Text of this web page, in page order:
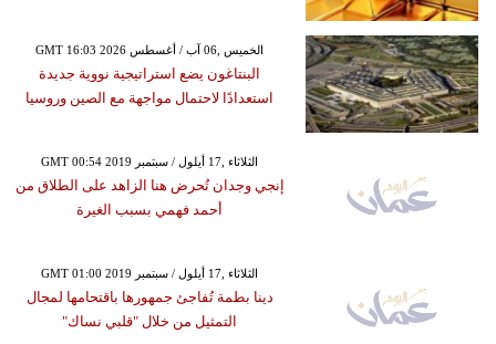
GMT 16:03 2026 الخميس ,06 آب / أغسطس
البنتاغون يضع استراتيجية نووية جديدة
استعدادًا لاحتمال مواجهة مع الصين وروسيا
GMT 00:54 2019 الثلاثاء ,17 أيلول / سبتمبر
إنجي وجدان تُحرض هنا الزاهد على الطلاق من
أحمد فهمي بسبب الغيرة
GMT 01:00 2019 الثلاثاء ,17 أيلول / سبتمبر
دينا بطمة تُفاجئ جمهورها باقتحامها لمجال
التمثيل من خلال "قلبي نساك"